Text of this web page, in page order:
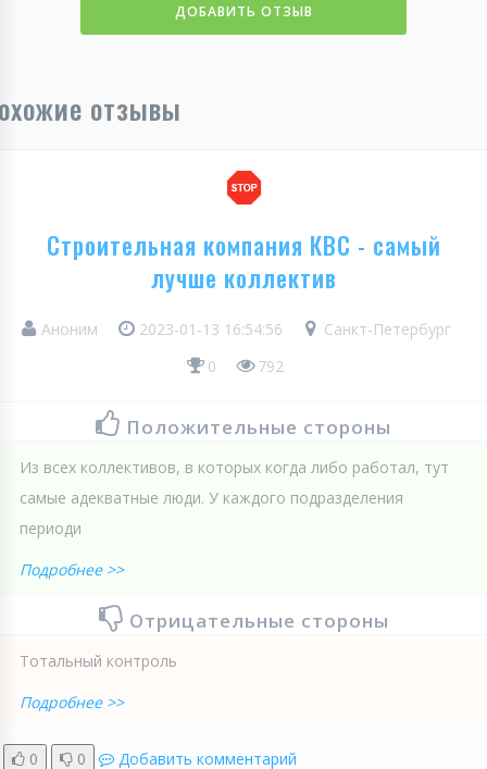
ДОБАВИТЬ ОТЗЫВ
отзывы
Строительная компания КВС - самый
лучше коллектив
Аноним 2023-01-13 16:54:56
Санкт-Петербург
0
792
Положительные стороны
Из всех коллективов, в которых когда либо работал, тут
самые адекватные люди. У каждого подразделения
периоди
Подробнее >>
Отрицательные стороны
Тотальный контроль
Подробнее >>
0 0 Добавить комментарий